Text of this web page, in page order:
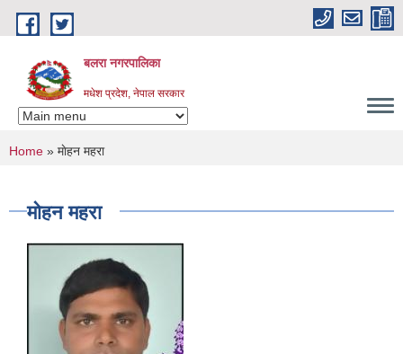
Skip to main content
बलरा नगरपालिका
मधेश प्रदेश, नेपाल सरकार
You are here
Home » माेहन महरा
माेहन महरा